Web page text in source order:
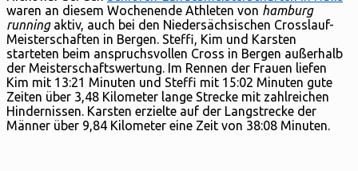
waren an diesem Wochenende Athleten von hamburg
runningaktiv, auch bei den Niedersächsischen Crosslauf-
Meisterschaften in Bergen. Steffi, Kim und Karsten
starteten beim anspruchsvollen Cross in Bergen außerhalb
der Meisterschaftswertung. Im Rennen der Frauen liefen
Kim mit 13:21 Minuten und Steffi mit 15:02 Minuten gute
Zeiten über 3,48 Kilometer lange Strecke mit zahlreichen
Hindernissen. Karsten erzielte auf der Langstrecke der
Männer über 9,84 Kilometer eine Zeit von 38:08 Minuten.